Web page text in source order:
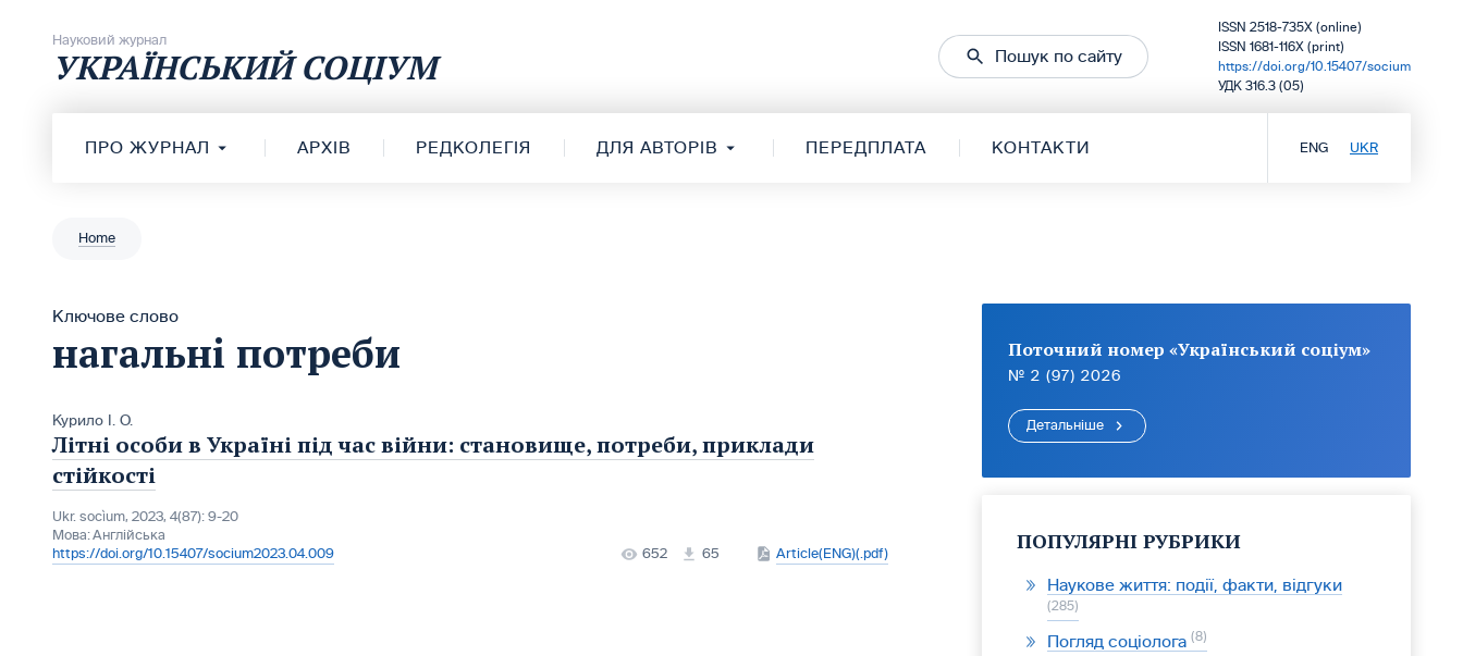
Науковий журнал
УКРАЇНСЬКИЙ СОЦІУМ Пошук по сайту
ISSN 2518-735X (online)
ISSN 1681-116X (print)
https://doi.org/10.15407/socium
УДК 316.3 (05)
ПРО ЖУРНАЛ АРХІВ РЕДКОЛЕГІЯ ДЛЯ АВТОРІВ ПЕРЕДПЛАТА КОНТАКТИ ENG UKR
Home
Ключове слово
нагальні потреби
Курило І. О.
Літні особи в Україні під час війни: становище, потреби, приклади
стійкості
Ukr. socìum, 2023, 4(87): 9-20
Мова:Англійська
https://doi.org/10.15407/socium2023.04.009
652 65 Article(ENG)(.pdf)
Поточний номер «Український соціум»
№ 2 (97) 2026
Детальніше
ПОПУЛЯРНІ РУБРИКИ
Наукове життя: події, факти, відгуки
285
Погляд соціолога 8